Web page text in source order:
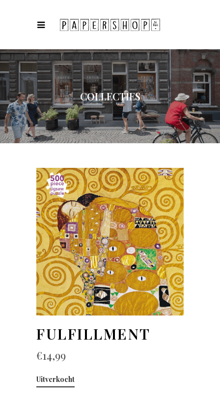
COLLECTIES
FULFILLMENT
€14,99
Uitverkocht